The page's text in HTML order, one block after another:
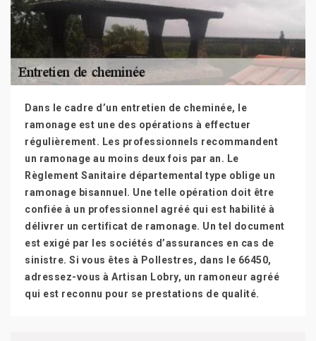
Dans le cadre d’un entretien de cheminée, le
ramonage est une des opérations à effectuer
régulièrement. Les professionnels recommandent
un ramonage au moins deux fois par an. Le
Règlement Sanitaire départemental type oblige un
ramonage bisannuel. Une telle opération doit être
confiée à un professionnel agréé qui est habilité à
délivrer un certificat de ramonage. Un tel document
est exigé par les sociétés d’assurances en cas de
sinistre. Si vous êtes à Pollestres, dans le 66450,
adressez-vous à Artisan Lobry, un ramoneur agréé
qui est reconnu pour se prestations de qualité.